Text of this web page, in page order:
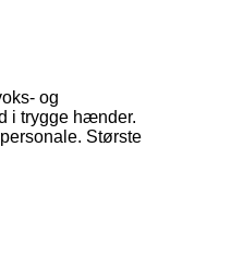
og
i trygge hænder.
Største